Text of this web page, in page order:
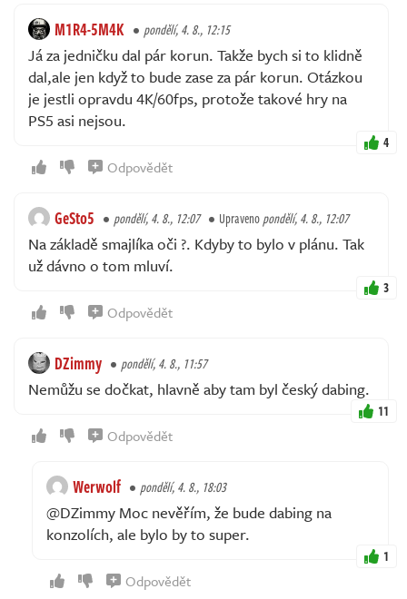
M1R4-5M4K pondělí, 4. 8., 12:15
Já za jedničku dal pár korun. Takže bych si to klidně
dal,ale jen když to bude zase za pár korun. Otázkou
je jestli opravdu 4K/60fps, protože takové hry na
PS5 asi nejsou.
4
Odpovědět
GeSto5 pondělí, 4. 8., 12:07 Upravenopondělí, 4. 8., 12:07
Na základě smajlíka oči ?. Kdyby to bylo v plánu. Tak
už dávno o tom mluví.
3
Odpovědět
DZimmy pondělí, 4. 8., 11:57
Nemůžu se dočkat, hlavně aby tam byl český dabing.
11
Odpovědět
Werwolf pondělí, 4. 8., 18:03
@DZimmy Moc nevěřím, že bude dabing na
konzolích, ale bylo by to super.
1
Odpovědět